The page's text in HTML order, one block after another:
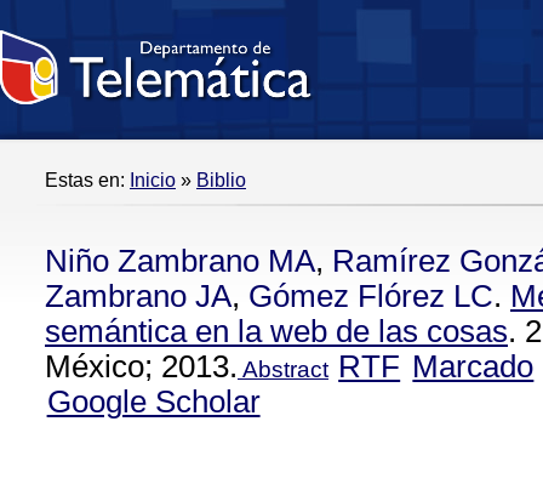
Estas en: Inicio » Biblio
Niño Zambrano MA, Ramírez
Zambrano JA, Gómez Flórez LC.
semántica en la web de las cosas.
México; 2013. Abstract RTF Marcado
Google Scholar